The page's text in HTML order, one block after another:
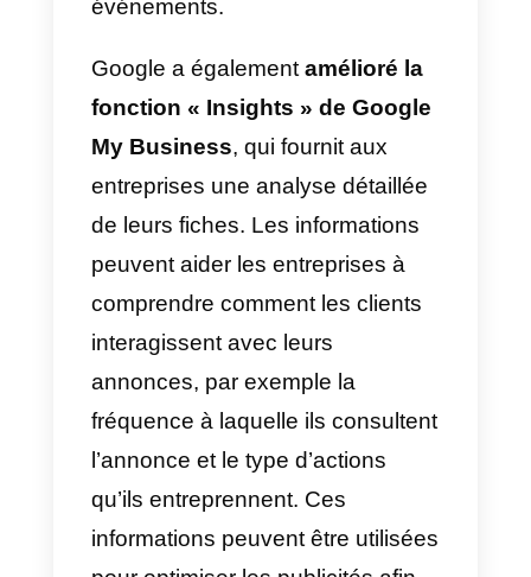
WhatsApp et il devient assez peu
pratique de posséder plusieurs
numéros car cela entraîne une
confusion chez les clients
potentiels.
Si vous avez ce genre de
problème, alors nous pouvons
vous aider à le résoudre : chez
Callbell en fait, nous offrons la
possibilité de créer une équipe
multi-agents à partir d’un seul
numéro WhatsApp Business et